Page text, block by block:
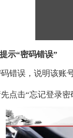
示“密码错误”
错误，说明该账
点击“忘记登录